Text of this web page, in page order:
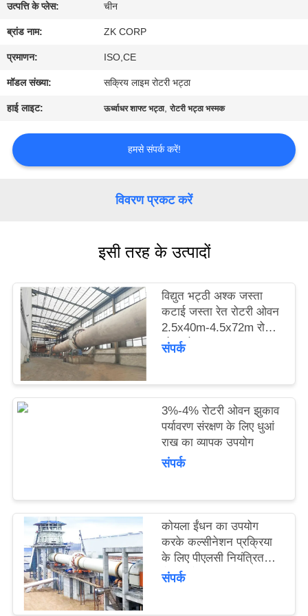
में
कारखाना
भ्रमण
नियंत्रण
एक
उद्धरण
अनुरोध
करें
नीति
उत्पत्ति के प्लेस: चीन
ब्रांड नाम: ZK CORP
प्रमाणन: ISO,CE
मॉडल संख्या: सक्रिय लाइम रोटरी भट्ठा
हाई लाइट: ऊर्ध्वाधर शाफ्ट भट्ठा,रोटरी भट्ठा भस्मक
हमसे संपर्क करें!
विवरण प्रकट करें
इसी तरह के उत्पादों
विद्युत भट्ठी अश्क जस्ता
कटाई जस्ता रेत रोटरी ओवन
2.5x40m-4.5x72m रोटरी
ओवन के साथ
संपर्क
3%-4% रोटरी ओवन झुकाव
पर्यावरण संरक्षण के लिए धुआं
राख का व्यापक उपयोग
संपर्क
कोयला ईंधन का उपयोग
करके कल्सीनेशन प्रक्रिया
के लिए पीएलसी नियंत्रित
रोटरी ओवन
संपर्क